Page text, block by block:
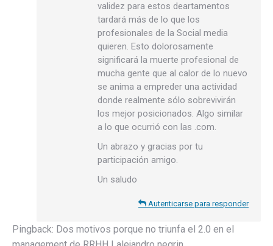
validez para estos deartamentos
tardará más de lo que los
profesionales de la Social media
quieren. Esto dolorosamente
significará la muerte profesional de
mucha gente que al calor de lo nuevo
se anima a empreder una actividad
donde realmente sólo sobrevivirán
los mejor posicionados. Algo similar
a lo que ocurrió con las .com.
Un abrazo y gracias por tu
participación amigo.
Un saludo
Autenticarse para responder
Pingback: Dos motivos porque no triunfa el 2.0 en el